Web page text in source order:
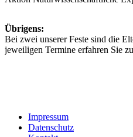
Übrigens:
Bei zwei unserer Feste sind die
jeweiligen Termine erfahren Sie
Impressum
Datenschutz